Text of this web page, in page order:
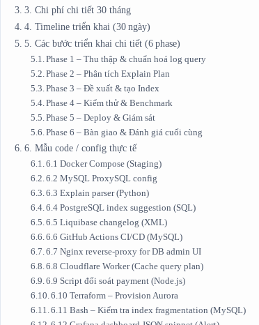
3. Chi phí chi tiết 30 tháng
4. Timeline triển khai (30 ngày)
5. Các bước triển khai chi tiết (6 phase)
Phase 1 – Thu thập & chuẩn hoá log query
Phase 2 – Phân tích Explain Plan
Phase 3 – Đề xuất & tạo Index
Phase 4 – Kiểm thử & Benchmark
Phase 5 – Deploy & Giám sát
Phase 6 – Bàn giao & Đánh giá cuối cùng
6. Mẫu code / config thực tế
6.1 Docker Compose (Staging)
6.2 MySQL ProxySQL config
6.3 Explain parser (Python)
6.4 PostgreSQL index suggestion (SQL)
6.5 Liquibase changelog (XML)
6.6 GitHub Actions CI/CD (MySQL)
6.7 Nginx reverse‑proxy for DB admin UI
6.8 Cloudflare Worker (Cache query plan)
6.9 Script đối soát payment (Node.js)
6.10 Terraform – Provision Aurora
6.11 Bash – Kiểm tra index fragmentation (MySQL)